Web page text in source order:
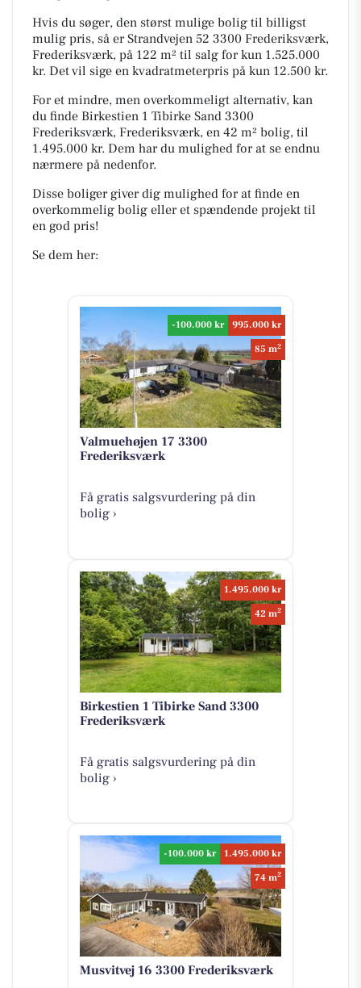
Hvis du søger, den størst mulige bolig til billigst
mulig pris, så er Strandvejen 52 3300 Frederiksværk,
Frederiksværk, på 122 m² til salg for kun 1.525.000
kr. Det vil sige en kvadratmeterpris på kun 12.500 kr.
For et mindre, men overkommeligt alternativ, kan
du finde Birkestien 1 Tibirke Sand 3300
Frederiksværk, Frederiksværk, en 42 m² bolig, til
1.495.000 kr. Dem har du mulighed for at se endnu
nærmere på nedenfor.
Disse boliger giver dig mulighed for at finde en
overkommelig bolig eller et spændende projekt til
en god pris!
Se dem her:
-100.000 kr
995.000 kr
85 m2
Valmuehøjen 17 3300
Frederiksværk
Få gratis salgsvurdering på din
bolig ›
1.495.000 kr
42 m2
Birkestien 1 Tibirke Sand 3300
Frederiksværk
Få gratis salgsvurdering på din
bolig ›
-100.000 kr
1.495.000 kr
74 m2
Musvitvej 16 3300 Frederiksværk